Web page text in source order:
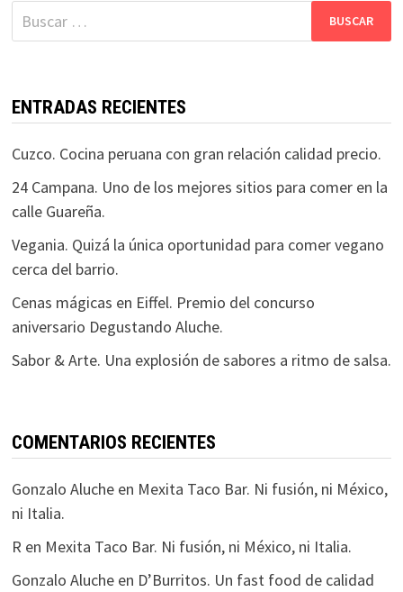
Buscar:
ENTRADAS RECIENTES
Cuzco. Cocina peruana con gran relación calidad precio.
24 Campana. Uno de los mejores sitios para comer en la
calle Guareña.
Vegania. Quizá la única oportunidad para comer vegano
cerca del barrio.
Cenas mágicas en Eiffel. Premio del concurso
aniversario Degustando Aluche.
Sabor & Arte. Una explosión de sabores a ritmo de salsa.
COMENTARIOS RECIENTES
Gonzalo Alucheen Mexita Taco Bar. Ni fusión, ni México,
ni Italia.
R en Mexita Taco Bar. Ni fusión, ni México, ni Italia.
Gonzalo Alucheen D’Burritos. Un fast food de calidad